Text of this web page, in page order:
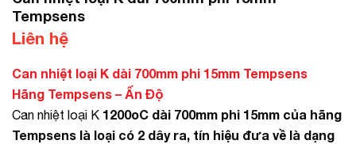
Tempsens
Liên hệ
Can nhiệt loại K dài 700mm phi 15mm Tempsens
Hãng Tempsens – Ấn Độ
Can nhiệt loại K 1200oC dài 700mm phi 15mm của hãng
Tempsens là loại có 2 dây ra, tín hiệu đưa về là dạng